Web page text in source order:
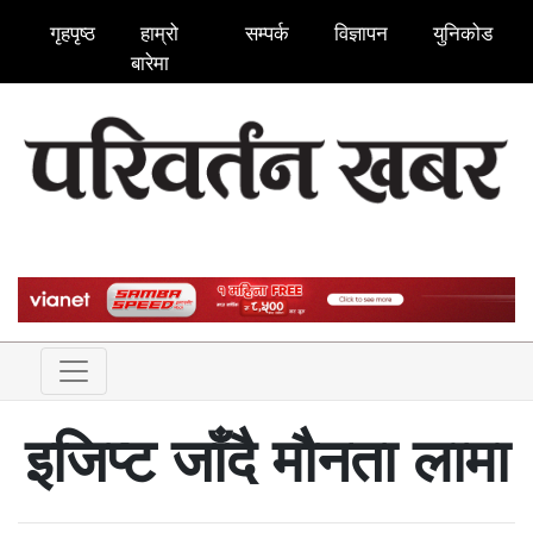
गृहपृष्ठ
हाम्रो
बारेमा
सम्पर्क विज्ञापन युनिकोड
इजिप्ट जाँदै मौनता लामा